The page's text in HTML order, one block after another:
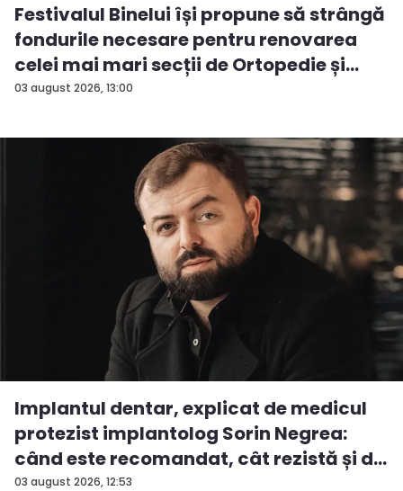
03 august 2026, 13:00
Festivalul Binelui își propune să strângă
fondurile necesare pentru renovarea
celei mai mari secții de Ortopedie și
Tra...
03 august 2026, 12:53
Implantul dentar, explicat de medicul
protezist implantolog Sorin Negrea:
când este recomandat, cât rezistă și d...